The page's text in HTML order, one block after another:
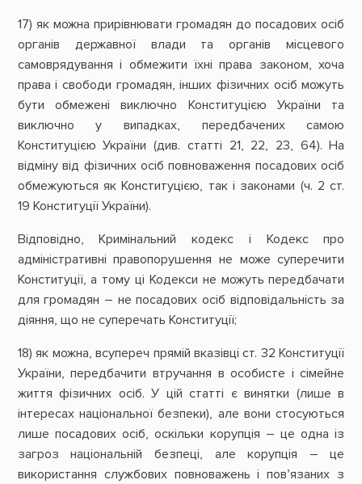
17) як можна прирівнювати громадян до посадових осіб
органів державної влади та органів місцевого
самоврядування і обмежити їхні права законом, хоча
права і свободи громадян, інших фізичних осіб можуть
бути обмежені виключно Конституцією України та
виключно у випадках, передбачених самою
Конституцією України (див. статті 21, 22, 23, 64). На
відміну від фізичних осіб повноваження посадових осіб
обмежуються як Конституцією, так і законами (ч. 2 ст.
19 Конституції України).
Відповідно, Кримінальний кодекс і Кодекс про
адміністративні правопорушення не може суперечити
Конституції, а тому ці Кодекси не можуть передбачати
для громадян – не посадових осіб відповідальність за
діяння, що не суперечать Конституції;
18) як можна, всупереч прямій вказівці ст. 32 Конституції
України, передбачити втручання в особисте і сімейне
життя фізичних осіб. У цій статті є винятки (лише в
інтересах національної безпеки), але вони стосуються
лише посадових осіб, оскільки корупція – це одна із
загроз національній безпеці, але корупція – це
використання службових повноважень і пов’язаних з